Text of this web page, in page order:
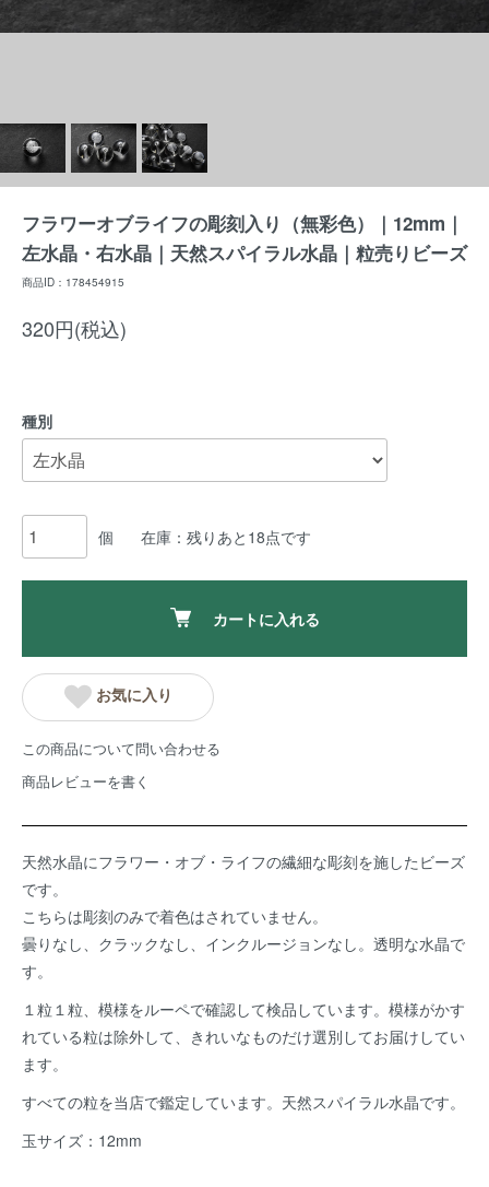
フラワーオブライフの彫刻入り（無彩色）｜12mm｜
左水晶・右水晶｜天然スパイラル水晶｜粒売りビーズ
商品ID：178454915
320円(税込)
種別
個 在庫：残りあと18点です
カートに入れる
お気に入り
この商品について問い合わせる
商品レビューを書く
天然水晶にフラワー・オブ・ライフの繊細な彫刻を施したビーズ
です。
こちらは彫刻のみで着色はされていません。
曇りなし、クラックなし、インクルージョンなし。透明な水晶で
す。
１粒１粒、模様をルーペで確認して検品しています。模様がかす
れている粒は除外して、きれいなものだけ選別してお届けしてい
ます。
すべての粒を当店で鑑定しています。天然スパイラル水晶です。
玉サイズ：12mm